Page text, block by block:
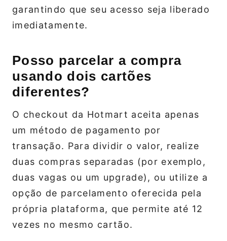
garantindo que seu acesso seja liberado
imediatamente.
Posso parcelar a compra
usando dois cartões
diferentes?
O checkout da Hotmart aceita apenas
um método de pagamento por
transação. Para dividir o valor, realize
duas compras separadas (por exemplo,
duas vagas ou um upgrade), ou utilize a
opção de parcelamento oferecida pela
própria plataforma, que permite até 12
vezes no mesmo cartão.